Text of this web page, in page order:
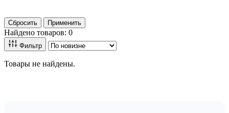
Сбросить
Применить
Найдено товаров: 0
Фильтр
Товары не найдены.